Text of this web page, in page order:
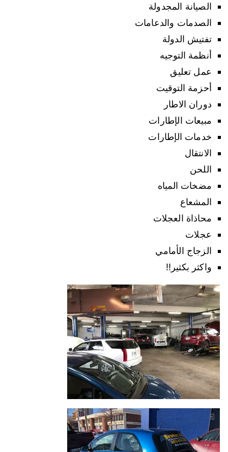
الصيانة المجدولة
الصدمات والدعامات
تفتيش الدولة
أنظمة التوجيه
عمل تعليق
أحزمة التوقيت
دوران الاطار
مبيعات الإطارات
خدمات الإطارات
الانتقال
اللحن
مضخات المياه
المشعاع
محاذاة العجلات
عجلات
الزجاج الأمامي
واكثر بكثير!!